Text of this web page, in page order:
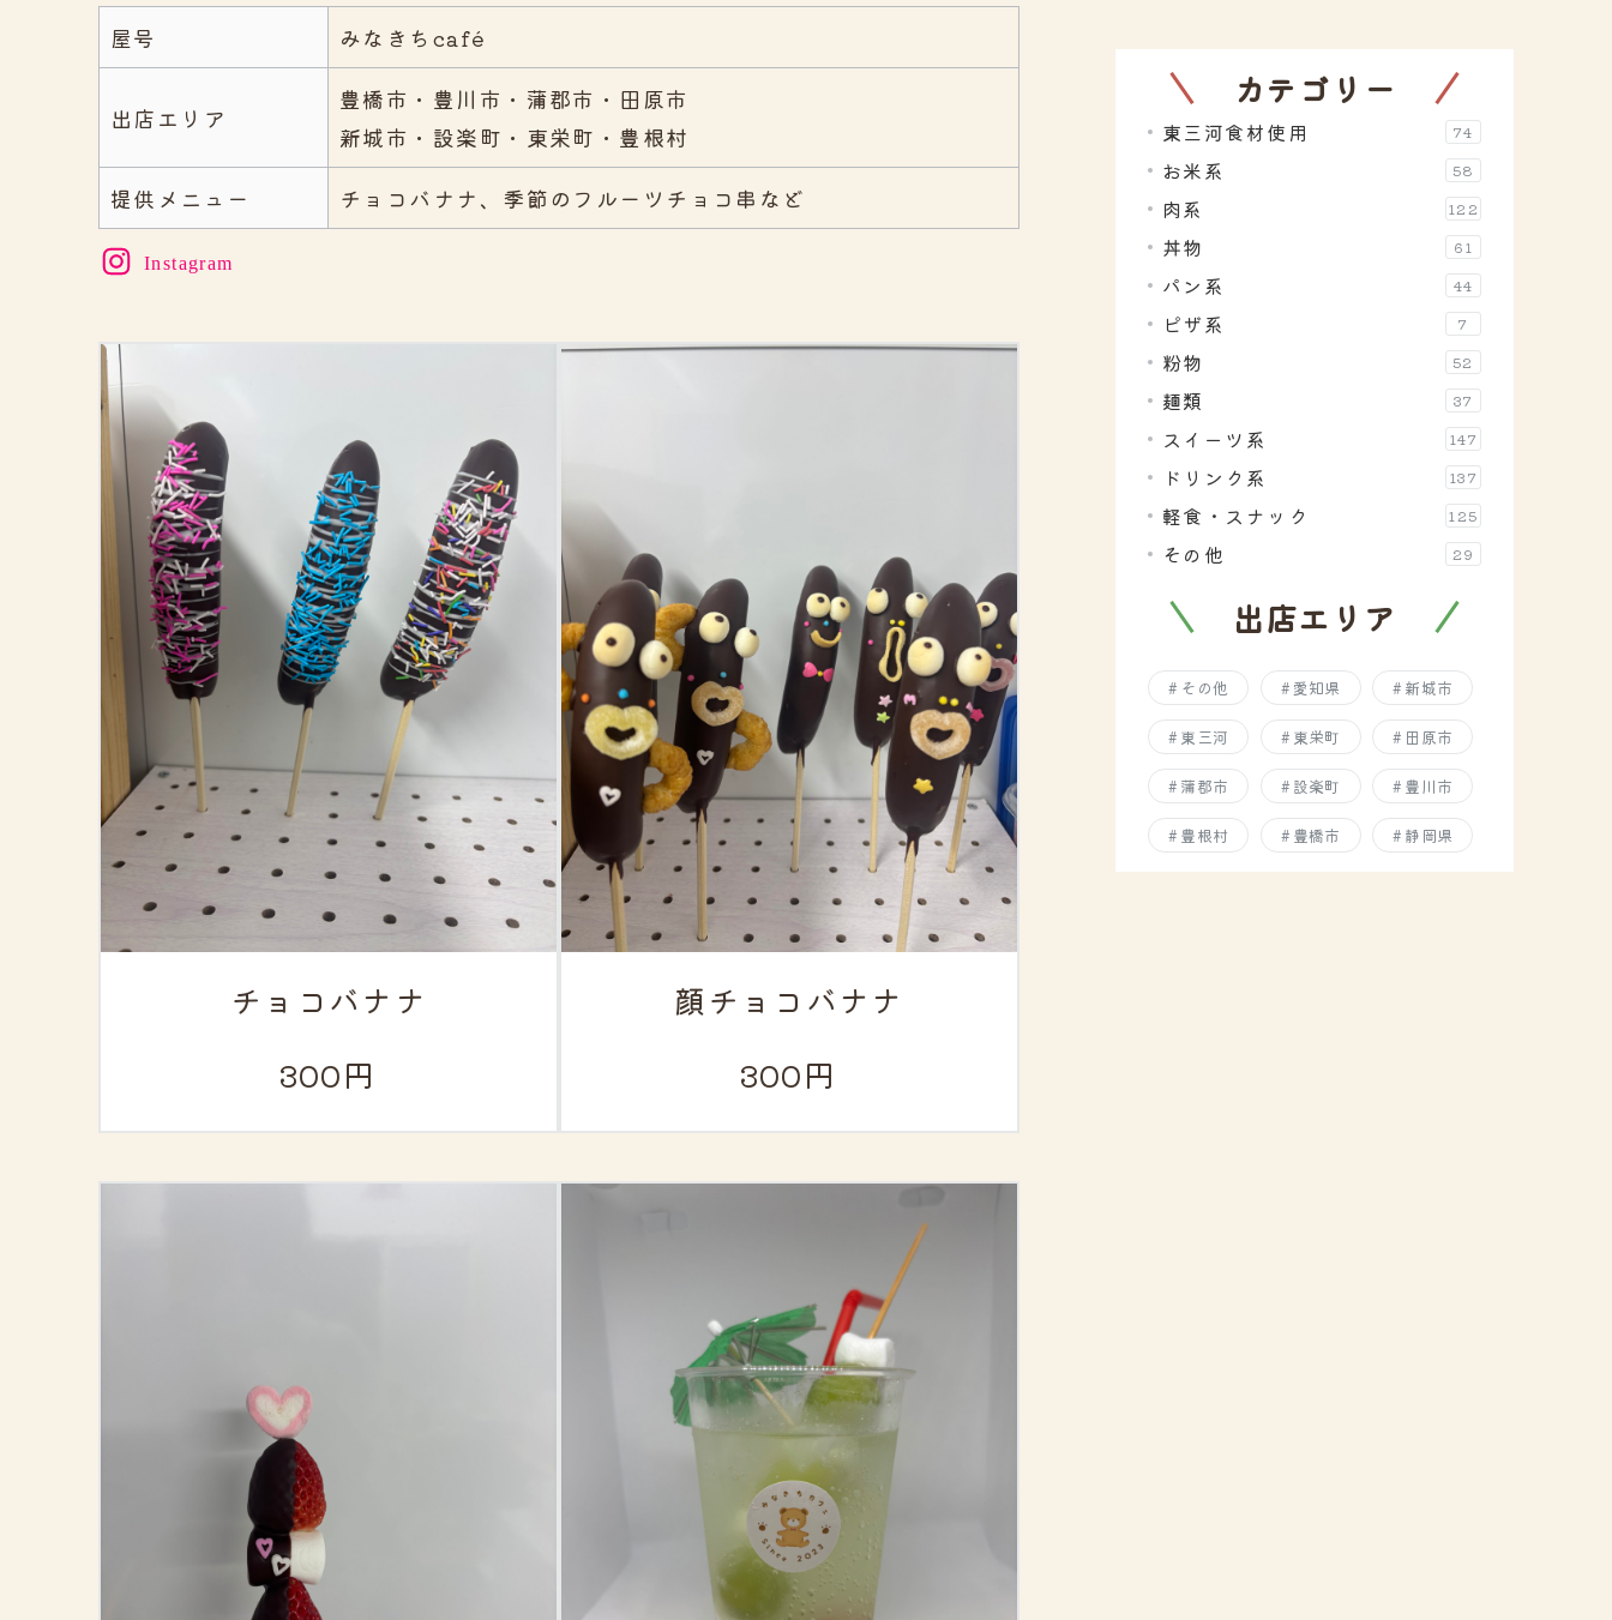
屋号 みなきちcafé
出店エリア
豊橋市・豊川市・蒲郡市・田原市
新城市・設楽町・東栄町・豊根村
提供メニュー
チョコバナナ、季節のフルーツチョコ串など
Instagram
チョコバナナ
300円
顔チョコバナナ
300円
カテゴリー
東三河食材使用 74
お米系 58
肉系 122
丼物 61
パン系 44
ピザ系 7
粉物 52
麺類 37
スイーツ系 147
ドリンク系 137
軽食・スナック 125
その他 29
出店エリア
その他 愛知県 新城市
東三河 東栄町 田原市
蒲郡市 設楽町 豊川市
豊根村 豊橋市 静岡県